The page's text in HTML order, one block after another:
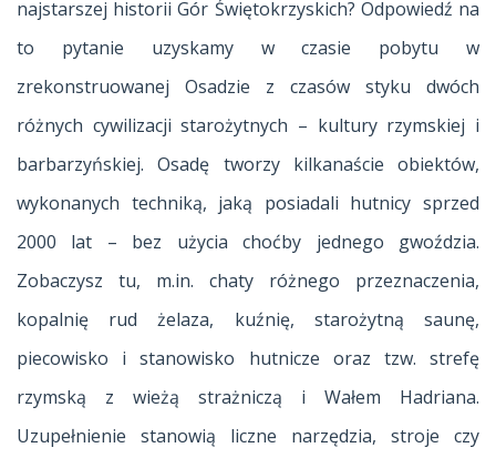
najstarszej historii Gór Świętokrzyskich? Odpowiedź na
to pytanie uzyskamy w czasie pobytu w
zrekonstruowanej Osadzie z czasów styku dwóch
różnych cywilizacji starożytnych – kultury rzymskiej i
barbarzyńskiej. Osadę tworzy kilkanaście obiektów,
wykonanych techniką, jaką posiadali hutnicy sprzed
2000 lat – bez użycia choćby jednego gwoździa.
Zobaczysz tu, m.in. chaty różnego przeznaczenia,
kopalnię rud żelaza, kuźnię, starożytną saunę,
piecowisko i stanowisko hutnicze oraz tzw. strefę
rzymską z wieżą strażniczą i Wałem Hadriana.
Uzupełnienie stanowią liczne narzędzia, stroje czy